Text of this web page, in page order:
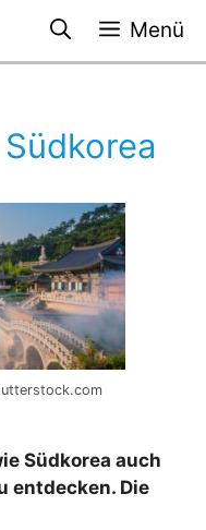
Menü
Südkorea auch
entdecken. Die